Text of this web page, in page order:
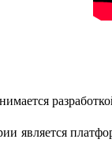
является